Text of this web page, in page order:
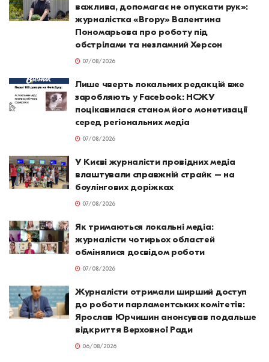
важлива, допомагає не опускати рук»:
журналістка «Вгору» Валентина
Пономарьова про роботу під
обстрілами та незламний Херсон
07/08/2026
Лише чверть локальних редакцій вже
заробляють у Facebook: НСЖУ
поцікавилася станом його монетизації
серед регіональних медіа
07/08/2026
У Києві журналісти провідних медіа
влаштували справжній страйк – на
боулінгових доріжках
07/08/2026
Як тримаються локальні медіа:
журналісти чотирьох областей
обмінялися досвідом роботи
07/08/2026
Журналісти отримали ширший доступ
до роботи парламентських комітетів:
Ярослав Юрчишин анонсував подальше
відкриття Верховної Ради
06/08/2026